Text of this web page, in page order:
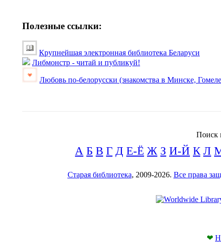
Полезные ссылки:
Крупнейшая электронная библиотека Беларуси
Либмонстр - читай и публикуй!
Любовь по-белорусски (знакомства в Минске,
Поиск
А Б В Г Д Е-Ё Ж З И-Й К Л
Старая библиотека, 2009-2026. Все права
❤